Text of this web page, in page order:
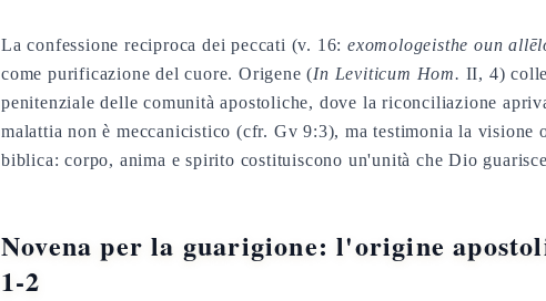
La confessione reciproca dei peccati (v. 16: exomologeisthe oun
come purificazione del cuore. Origene (In Leviticum Hom. II, 4)
penitenziale delle comunità apostoliche, dove la riconciliazione
malattia non è meccanicistico (cfr. Gv 9:3), ma testimonia la visione
biblica: corpo, anima e spirito costituiscono un'unità che Dio
Novena per la guarigione: l'origine
1-2